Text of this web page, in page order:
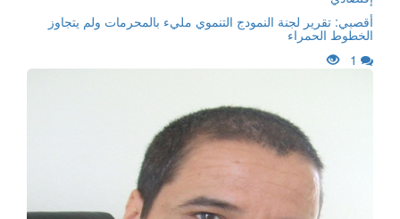
أقصبي: تقرير لجنة النمودج التنموي مليء بالمحرمات ولم يتجاوز
الخطوط الحمراء
1